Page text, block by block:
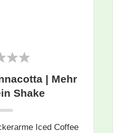
| Mehr
Shake
Iced Coffee